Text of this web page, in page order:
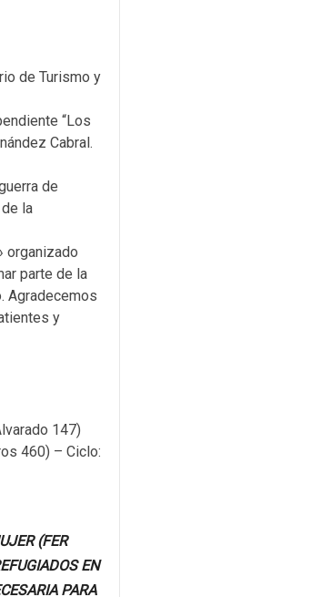
de Turismo y
“Los
Cabral.
de
la
organizado
parte de la
Agradecemos
y
147)
460) – Ciclo:
(FER
EN
PARA